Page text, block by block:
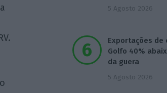
5 Agosto 2026
Exportações de
Golfo 40%
da guera
5 Agosto 2026